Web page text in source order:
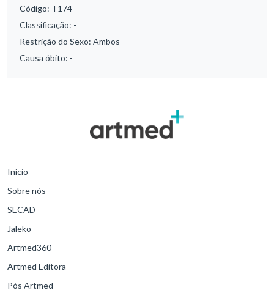
Código: T174
Classificação: -
Restrição do Sexo: Ambos
Causa óbito: -
Início
Sobre nós
SECAD
Jaleko
Artmed360
Artmed Editora
Pós Artmed